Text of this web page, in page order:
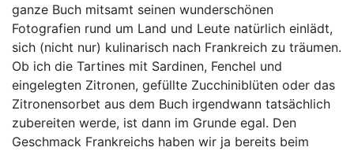
ganze Buch mitsamt seinen wunderschönen
Fotografien rund um Land und Leute natürlich einlädt,
sich (nicht nur) kulinarisch nach Frankreich zu träumen.
Ob ich die Tartines mit Sardinen, Fenchel und
eingelegten Zitronen, gefüllte Zucchiniblüten oder das
Zitronensorbet aus dem Buch irgendwann tatsächlich
zubereiten werde, ist dann im Grunde egal. Den
Geschmack Frankreichs haben wir ja bereits beim